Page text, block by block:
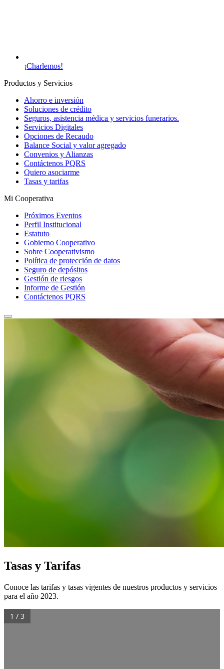
¡Charlemos!
Productos y Servicios
Ahorro e inversión
Soluciones de crédito
Seguros, asistencia médica y servicios funerarios.
Servicios Digitales
Opciones de Recaudo
Balance Social y valor agregado
Convenios y Alianzas
Contáctenos PQRS
Quiero asociarme
Tasas y tarifas
Mi Cooperativa
Próximos Eventos
Perfil Institucional
Estatuto
Gobierno Cooperativo
Sobre Cooperativismo
Política de protección de datos
Seguro de depósitos
Gestión de riesgos
Informe de Gestión
Contáctenos PQRS
Tasas y Tarifas
Conoce las tarifas y tasas vigentes de nuestros productos y servicios
para el año 2023.